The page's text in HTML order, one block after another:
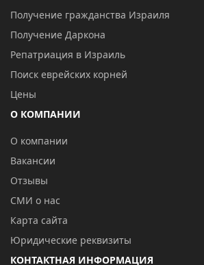
Получение гражданства Израиля
Получение Даркона
Репатриация в Израиль
Поиск еврейских корней
Цены
О КОМПАНИИ
О компании
Вакансии
Отзывы
СМИ о нас
Карта сайта
Юридические реквизиты
КОНТАКТНАЯ ИНФОРМАЦИЯ